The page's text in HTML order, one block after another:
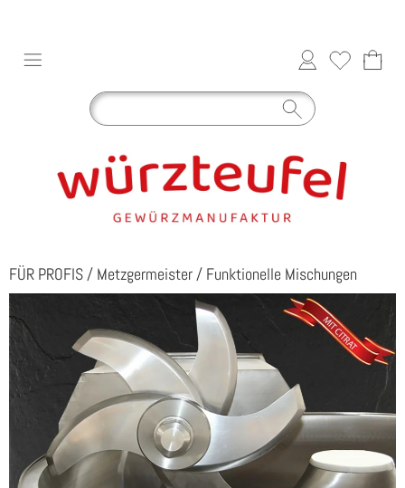
FÜR PROFIS / Metzgermeister / Funktionelle Mischungen